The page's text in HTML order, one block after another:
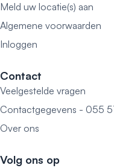
Meld uw locatie(s) aan
Algemene voorwaarden
Inloggen
Contact
Veelgestelde vragen
Contactgegevens - 055
Over ons
Volg ons op